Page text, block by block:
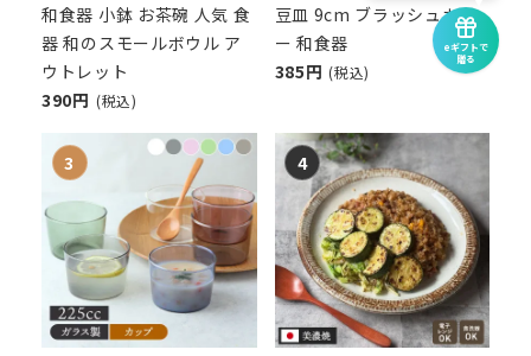
和食器 小鉢 お茶碗 人気 食
器 和のスモールボウル ア
ウトレット
390円 (税込)
豆皿 9cm ブラッシュカラ
ー 和食器
385円 (税込)
eギフトで
贈る